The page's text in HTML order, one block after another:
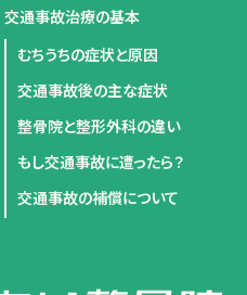
交通事故治療の基本
むちうちの症状と原因
交通事故後の主な症状
整骨院と整形外科の違い
もし交通事故に遭ったら？
交通事故の補償について